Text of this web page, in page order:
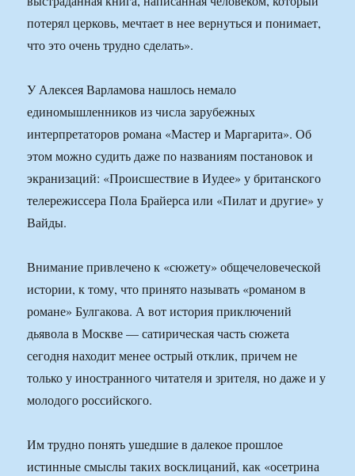
потерял церковь, мечтает в нее вернуться и понимает,
что это очень трудно сделать».
У Алексея Варламова нашлось немало
единомышленников из числа зарубежных
интерпретаторов романа «Мастер и Маргарита». Об
этом можно судить даже по названиям постановок и
экранизаций: «Происшествие в Иудее» у британского
телережиссера Пола Брайерса или «Пилат и другие» у
Вайды.
Внимание привлечено к «сюжету» общечеловеческой
истории, к тому, что принято называть «романом в
романе» Булгакова. А вот история приключений
дьявола в Москве — сатирическая часть сюжета
сегодня находит менее острый отклик, причем не
только у иностранного читателя и зрителя, но даже и у
молодого российского.
Им трудно понять ушедшие в далекое прошлое
истинные смыслы таких восклицаний, как «осетрина